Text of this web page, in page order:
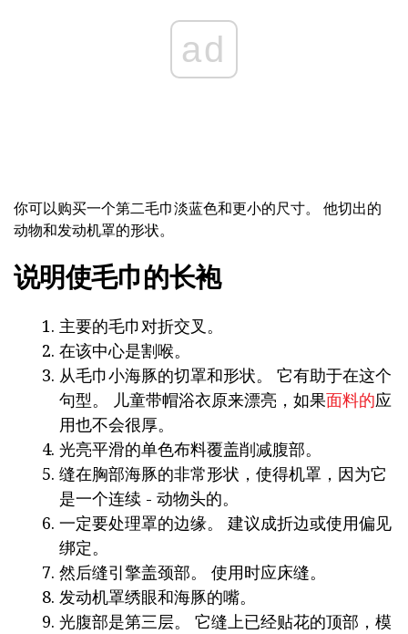
ad
你可以购买一个第二毛巾淡蓝色和更小的尺寸。 他切出的
动物和发动机罩的形状。
说明使毛巾的长袍
主要的毛巾对折交叉。
在该中心是割喉。
从毛巾小海豚的切罩和形状。 它有助于在这个
句型。 儿童带帽浴衣原来漂亮，如果面料的应
用也不会很厚。
光亮平滑的单色布料覆盖削减腹部。
缝在胸部海豚的非常形状，使得机罩，因为它
是一个连续 - 动物头的。
一定要处理罩的边缘。 建议成折边或使用偏见
绑定。
然后缝引擎盖颈部。 使用时应床缝。
发动机罩绣眼和海豚的嘴。
光腹部是第三层。 它缝上已经贴花的顶部，模